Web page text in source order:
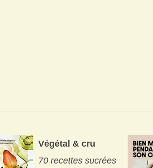
Végétal & cru
70 recettes sucrées